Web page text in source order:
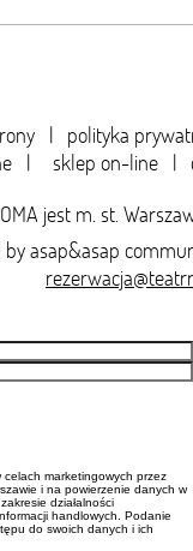
| polityka
| sklep on-line |
jest m. st.
byasap&asap
marketingowych przez
i na powierzenie danych w
działalności
handlowych. Podanie
do swoich danych i ich